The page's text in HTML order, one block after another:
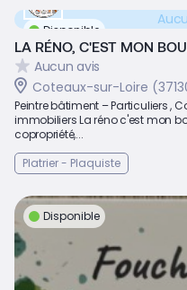
Disponible
LA RÉNO, C'EST MON
Aucun avis
Coteaux-sur-Loire
Peintre bâtiment – Particuliers ,
immobiliers La réno c'est mon
copropriété,...
Platrier - Plaquiste
Disponible